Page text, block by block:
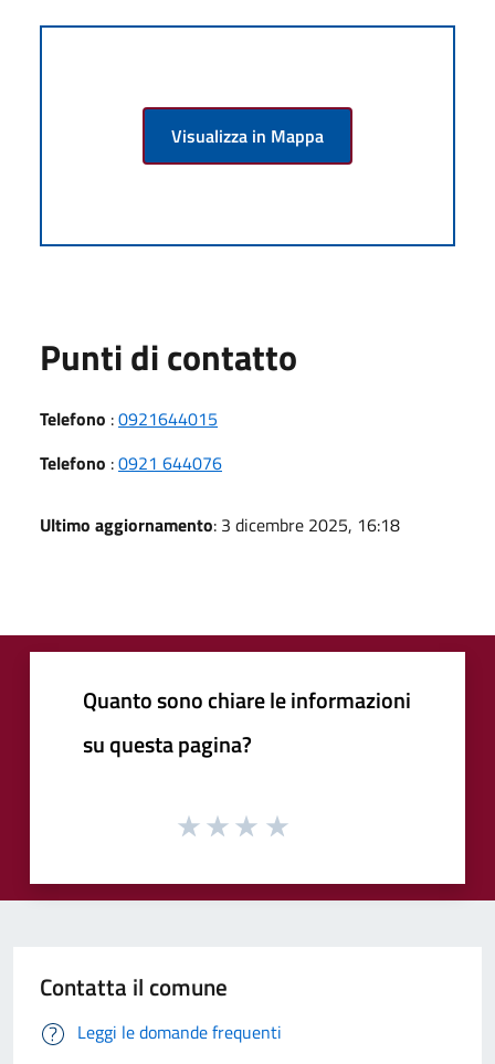
Visualizza in Mappa
Punti di contatto
Telefono :0921644015
Telefono :0921 644076
Ultimo aggiornamento: 3 dicembre 2025, 16:18
Quanto sono chiare le informazioni
su questa pagina?
Contatta il comune
Leggi le domande frequenti